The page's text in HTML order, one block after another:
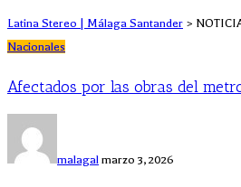
Latina Stereo | Málaga Santander >
Nacionales
Afectados por las obras del
malagal marzo 3, 2026